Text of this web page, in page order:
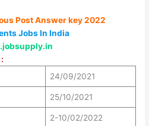
Post Answer key 2022
Jobs In India
24/09/2021
25/10/2021
2-10/02/2022